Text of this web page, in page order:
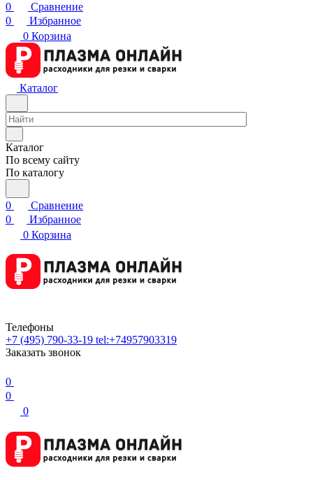
0
Сравнение
0
Избранное
0 Корзина
Каталог
Каталог
По всему сайту
По каталогу
0
Сравнение
0
Избранное
0 Корзина
Телефоны
+7 (495) 790-33-19 tel:+74957903319
Заказать звонок
0
0
0